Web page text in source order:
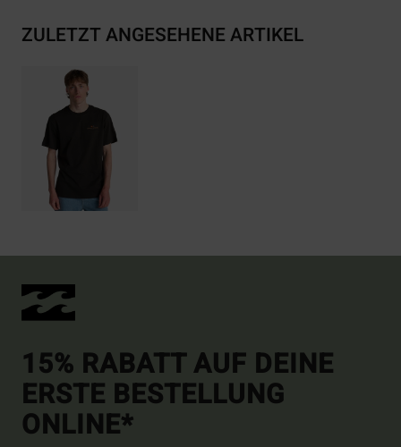
ZULETZT ANGESEHENE ARTIKEL
15% RABATT AUF DEINE
ERSTE BESTELLUNG
ONLINE*